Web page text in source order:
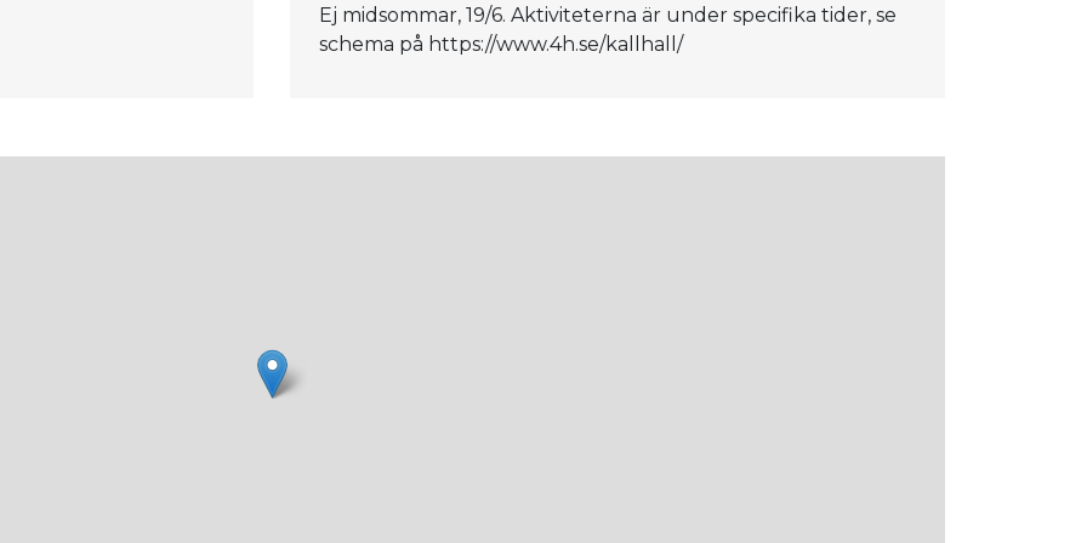
Ej midsommar, 19/6. Aktiviteterna är under specifika tider, se
schema på https://www.4h.se/kallhall/